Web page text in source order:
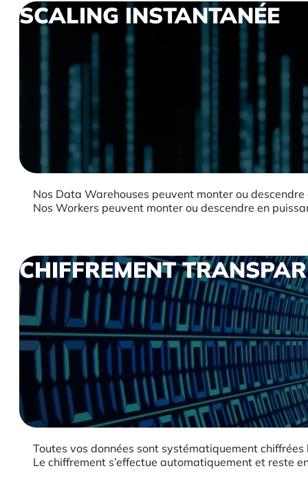
SCALING INSTANTANÉE
Nos Data Warehouses peuvent monter ou
Nos Workers peuvent monter ou descendre en
CHIFFREMENT
Toutes vos données sont systématiquement
Le chiffrement s’effectue automatiquement et reste